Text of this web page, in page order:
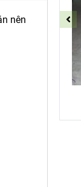
nên